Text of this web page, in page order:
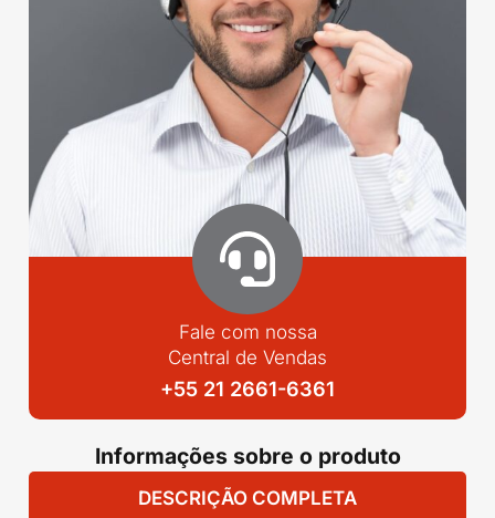
Fale com nossa
Central de Vendas
+55 21 2661-6361
Informações sobre o produto
DESCRIÇÃO COMPLETA